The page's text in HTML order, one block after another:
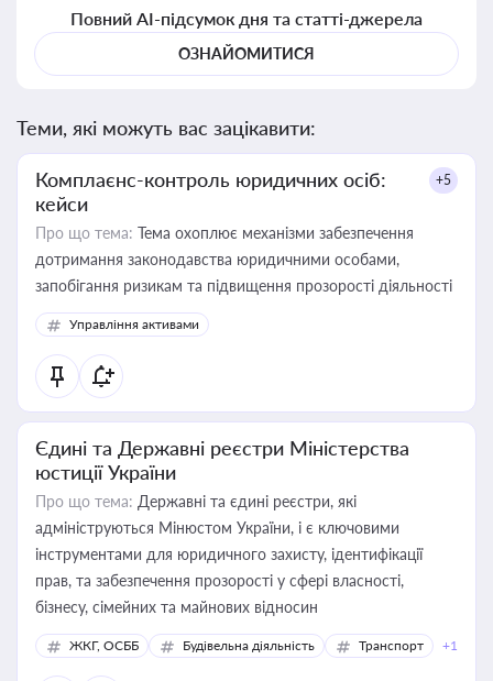
Повний AI-підсумок дня та статті-джерела
ОЗНАЙОМИТИСЯ
Теми, які можуть вас зацікавити:
Комплаєнс-контроль юридичних осіб:
кейси
+5
Про що тема: Тема охоплює механізми забезпечення
дотримання законодавства юридичними особами,
запобігання ризикам та підвищення прозорості діяльності
Управління активами
Єдині та Державні реєстри Міністерства
юстиції України
Про що тема: Державні та єдині реєстри, які
адмініструються Мінюстом України, і є ключовими
інструментами для юридичного захисту, ідентифікації
прав, та забезпечення прозорості у сфері власності,
бізнесу, сімейних та майнових відносин
ЖКГ, ОСББ Будівельна діяльність Транспорт +1